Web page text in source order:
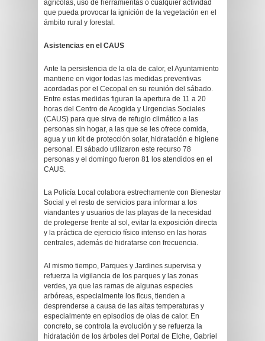
agrícolas, uso de herramientas o cualquier actividad
que pueda provocar la ignición de la vegetación en el
ámbito rural y forestal.
Asistencias en el CAUS
Ante la persistencia de la ola de calor, el Ayuntamiento
mantiene en vigor todas las medidas preventivas
acordadas por el Cecopal en su reunión del sábado.
Entre estas medidas figuran la apertura de 11 a 20
horas del Centro de Acogida y Urgencias Sociales
(CAUS) para que sirva de refugio climático a las
personas sin hogar, a las que se les ofrece comida,
agua y un kit de protección solar, hidratación e higiene
personal. El sábado utilizaron este recurso 78
personas y el domingo fueron 81 los atendidos en el
CAUS.
La Policía Local colabora estrechamente con Bienestar
Social y el resto de servicios para informar a los
viandantes y usuarios de las playas de la necesidad
de protegerse frente al sol, evitar la exposición directa
y la práctica de ejercicio físico intenso en las horas
centrales, además de hidratarse con frecuencia.
Al mismo tiempo, Parques y Jardines supervisa y
refuerza la vigilancia de los parques y las zonas
verdes, ya que las ramas de algunas especies
arbóreas, especialmente los ficus, tienden a
desprenderse a causa de las altas temperaturas y
especialmente en episodios de olas de calor. En
concreto, se controla la evolución y se refuerza la
hidratación de los árboles del Portal de Elche, Gabriel